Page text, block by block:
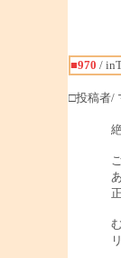
■970 /
□投稿者/